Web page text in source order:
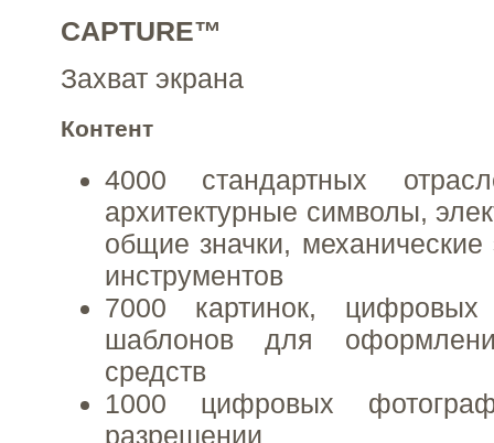
CAPTURE™
Захват экрана
Контент
4000 стандартных
архитектурные символы,
общие значки,
инструментов
7000 картинок,
шаблонов для
средств
1000 цифровых
разрешении